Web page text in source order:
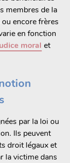
membres de la
encore frères
en fonction
moral et
par la loi ou
Ils peuvent
droit légaux et
la victime dans